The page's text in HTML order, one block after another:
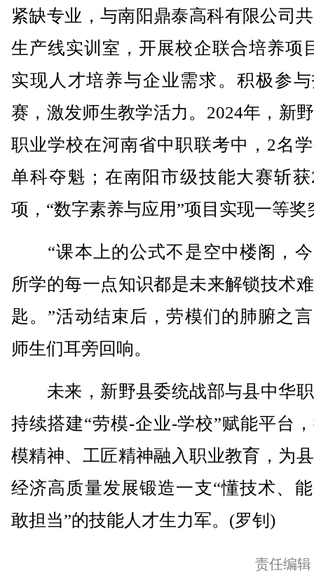
紧缺专业，与南阳鼎泰高科有限公司
生产线实训室，开展校企联合培养项
实现人才培养与企业需求。积极参
赛，激发师生教学活力。2024年，新
职业学校在河南省中职联考中，2名
单科夺魁；在南阳市级技能大赛斩获
项，“数字素养与应用”项目实现一等奖
“课本上的公式不是空中楼阁，今
所学的每一点知识都是未来解锁技术
匙。”活动结束后，劳模们的肺腑之
师生们耳旁回响。
未来，新野县委统战部与县中华
持续搭建“劳模-企业-学校”赋能平台
模精神、工匠精神融入职业教育，为
经济高质量发展锻造一支“懂技术、
敢担当”的技能人才生力军。(罗钊)
责任编